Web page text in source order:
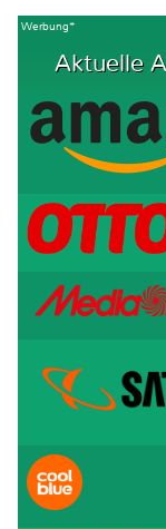
Werbung*
Aktuelle